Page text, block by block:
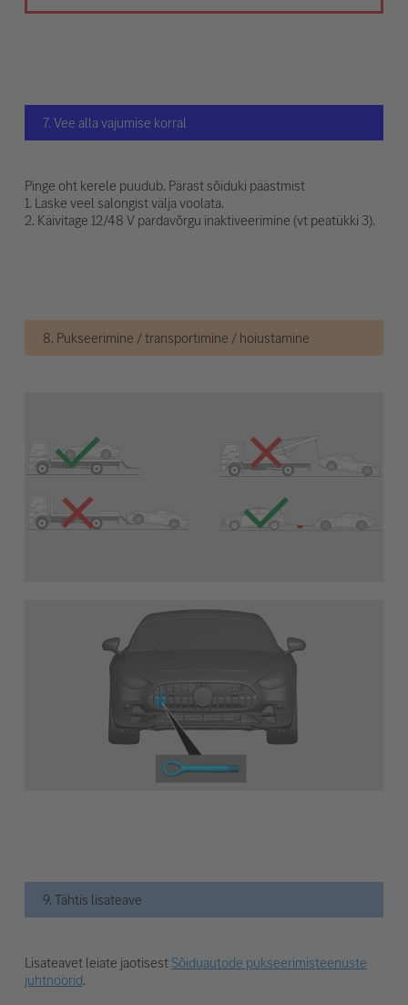
7. Vee alla vajumise korral
Pinge oht kerele puudub. Pärast sõiduki päästmist
1. Laske veel salongist välja voolata.
2. Käivitage 12/48 V pardavõrgu inaktiveerimine (vt peatükki 3).
8. Pukseerimine / transportimine / hoiustamine
9. Tähtis lisateave
Lisateavet leiate jaotisestSõiduautode pukseerimisteenuste
juhtnöörid.